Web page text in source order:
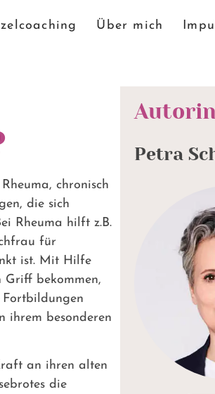
Über mich
chronisch
die sich
Rheuma hilft z.B.
für
ist. Mit Hilfe
Griff bekommen,
Fortbildungen
ihrem besonderen
an ihren alten
die
Petra